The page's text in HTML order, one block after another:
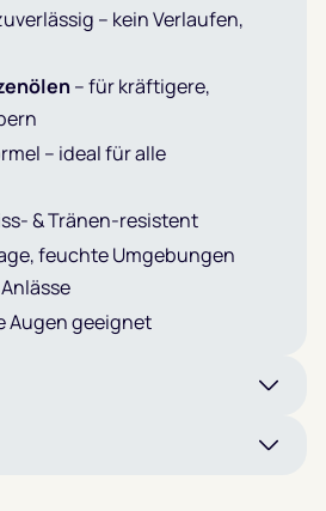
– kein Verlaufen,
– für kräftigere,
– ideal für alle
& Tränen-resistent
feuchte Umgebungen
Augen geeignet